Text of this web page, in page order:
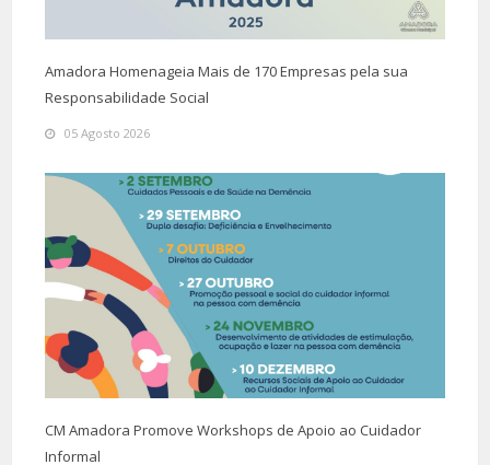
Amadora Homenageia Mais de 170 Empresas pela sua
Responsabilidade Social
05 Agosto 2026
CM Amadora Promove Workshops de Apoio ao Cuidador
Informal